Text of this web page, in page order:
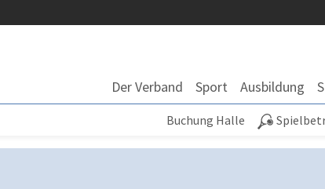
Der Verband Sport Ausbildung
Buchung Halle